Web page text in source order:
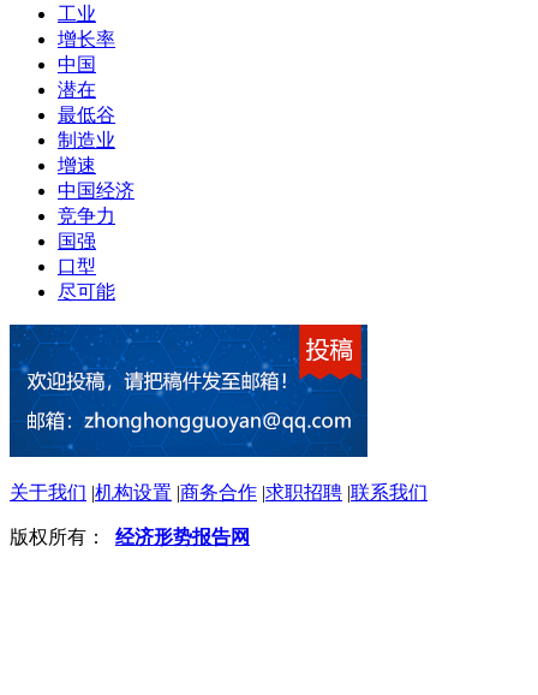
工业
增长率
中国
潜在
最低谷
制造业
增速
中国经济
竞争力
国强
口型
尽可能
关于我们 |机构设置 |商务合作 |求职招聘 |联系我们
版权所有： 经济形势报告网